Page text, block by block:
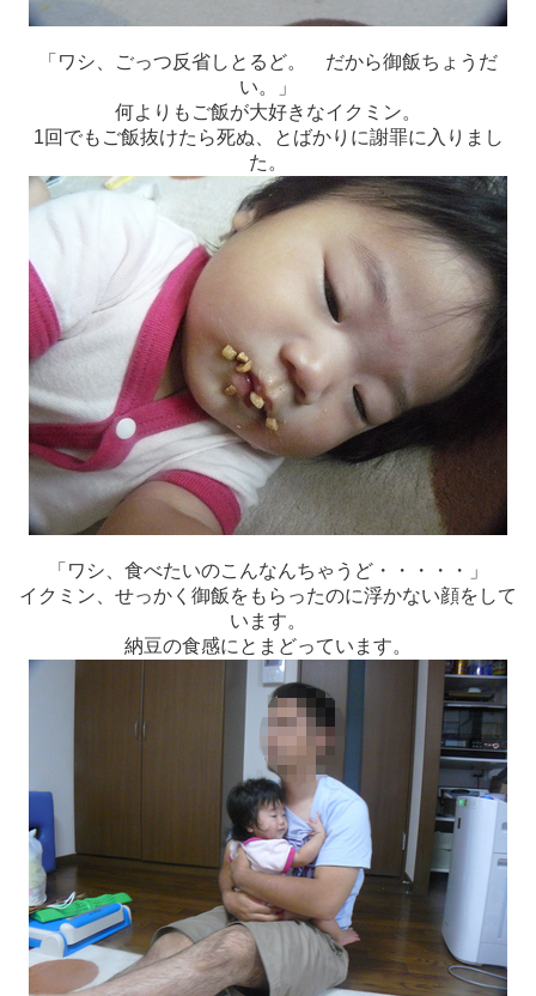
「ワシ、ごっつ反省しとるど。 だから御飯ちょうだ
い。」
何よりもご飯が大好きなイクミン。
1回でもご飯抜けたら死ぬ、とばかりに謝罪に入りまし
た。
「ワシ、食べたいのこんなんちゃうど・・・・・」
イクミン、せっかく御飯をもらったのに浮かない顔をして
います。
納豆の食感にとまどっています。